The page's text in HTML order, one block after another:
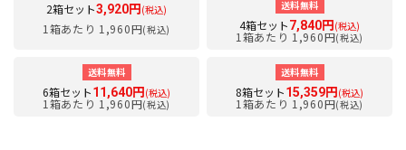
2箱セット3,920円 (税込)
1箱あたり 1,960円(税込)
送料無料
4箱セット7,840円 (税込)
1箱あたり 1,960円(税込)
送料無料
6箱セット11,640円 (税込)
1箱あたり 1,960円(税込)
送料無料
8箱セット15,359円 (税込)
1箱あたり 1,960円(税込)